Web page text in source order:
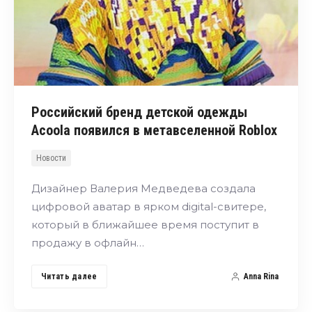
Российский бренд детской одежды
Acoola появился в метавселенной Roblox
Новости
Дизайнер Валерия Медведева создала
цифровой аватар в ярком digital-свитере,
который в ближайшее время поступит в
продажу в офлайн…
Читать далее Anna Rina